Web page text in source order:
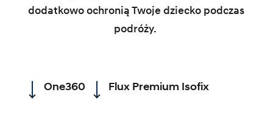
dodatkowo ochronią Twoje dziecko podczas
podróży.
One360 Flux Premium Isofix